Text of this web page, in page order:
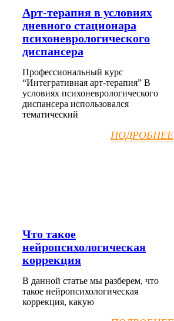
Арт-терапия в условиях
дневного стационара
психоневрологического
диспансера
Профессиональный курс
“Интегративная арт-терапия” В
условиях психоневрологического
диспансера использовался
тематический
ПОДРОБНЕЕ
Что такое
нейропсихологическая
коррекция
В данной статье мы разберем, что
такое нейропсихологическая
коррекция, какую